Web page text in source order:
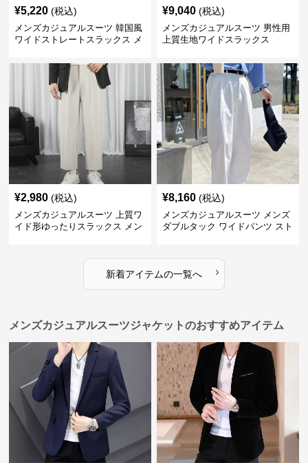
¥5,220 (税込)
メンズカジュアルスーツ 韓国風
ワイドストレートスラックス メ
¥9,040 (税込)
メンズカジュアルスーツ 男性用
上質生地ワイドスラックス
¥2,980 (税込)
メンズカジュアルスーツ 上質ワ
イド形ゆったりスラックス メン
¥8,160 (税込)
メンズカジュアルスーツ メンズ
ダブルタック ワイドパンツ スト
新着アイテムの一覧へ ›
メンズカジュアルスーツジャケットのおすすめアイテム